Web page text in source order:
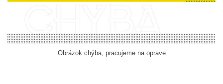
Obrázok chýba, pracujeme na oprave